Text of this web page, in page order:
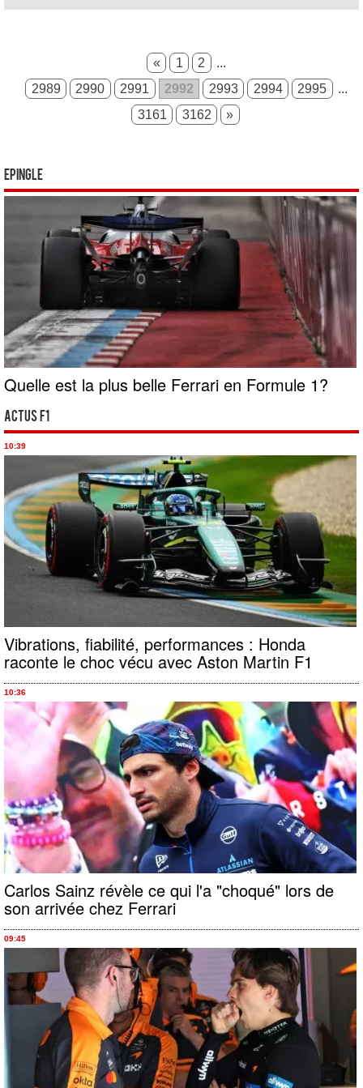
« 1 2
...
2989
2990 2991 2992 2993 2994 2995
...
3161
3162 »
Epingle
Quelle est la plus belle Ferrari en Formule 1?
Actus F1
10:39
Vibrations, fiabilité, performances : Honda
raconte le choc vécu avec Aston Martin F1
10:36
Carlos Sainz révèle ce qui l'a "choqué" lors de
son arrivée chez Ferrari
09:45